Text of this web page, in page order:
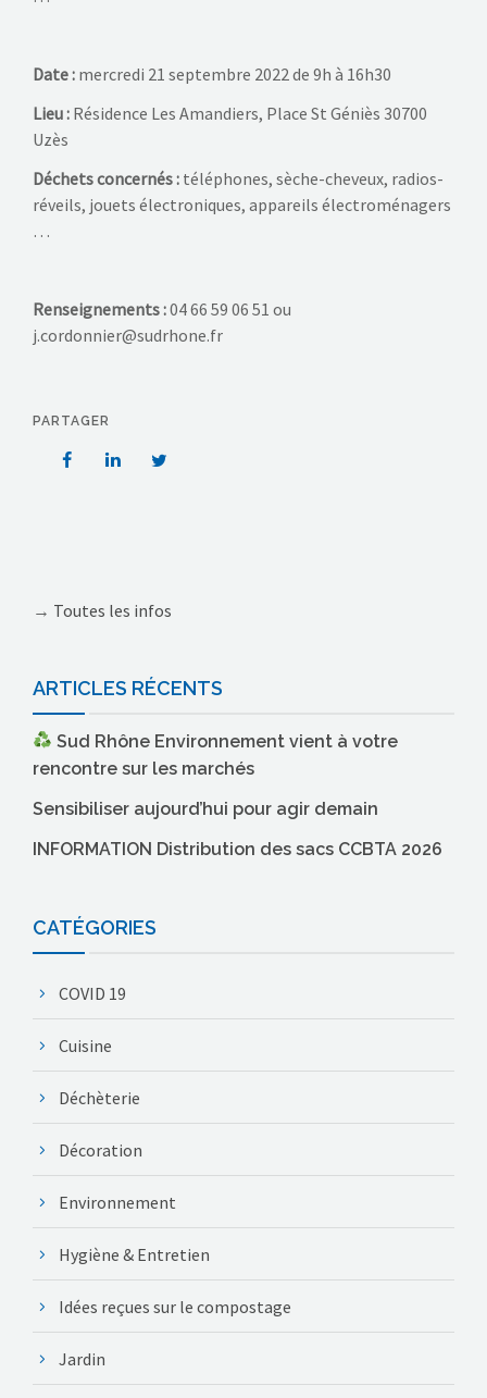
Date : mercredi 21 septembre 2022 de 9h à 16h30
Lieu : Résidence Les Amandiers, Place St Géniès 30700
Uzès
Déchets concernés : téléphones, sèche-cheveux, radios-
réveils, jouets électroniques, appareils électroménagers
…
Renseignements :04 66 59 06 51 ou
j.cordonnier@sudrhone.fr
PARTAGER
→ Toutes les infos
ARTICLES RÉCENTS
Sud Rhône Environnement vient à votre
rencontre sur les marchés
Sensibiliser aujourd’hui pour agir demain
INFORMATION Distribution des sacs CCBTA 2026
CATÉGORIES
COVID 19
Cuisine
Déchèterie
Décoration
Environnement
Hygiène & Entretien
Idées reçues sur le compostage
Jardin